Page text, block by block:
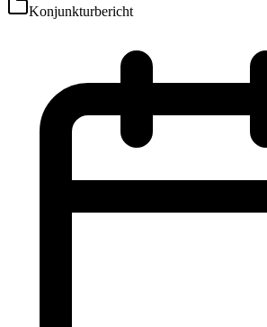
Konjunkturbericht